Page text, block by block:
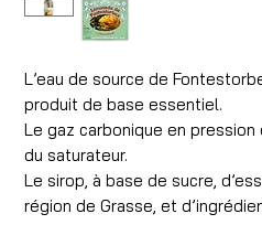
L’eau de source de
produit de base essentiel.
Le gaz carbonique en pression
du saturateur.
Le sirop, à base de sucre,
région de Grasse, et